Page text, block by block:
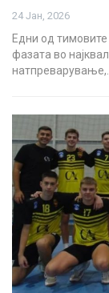
24 Јан, 2026
Едни од
фазата во
натпреварување,…